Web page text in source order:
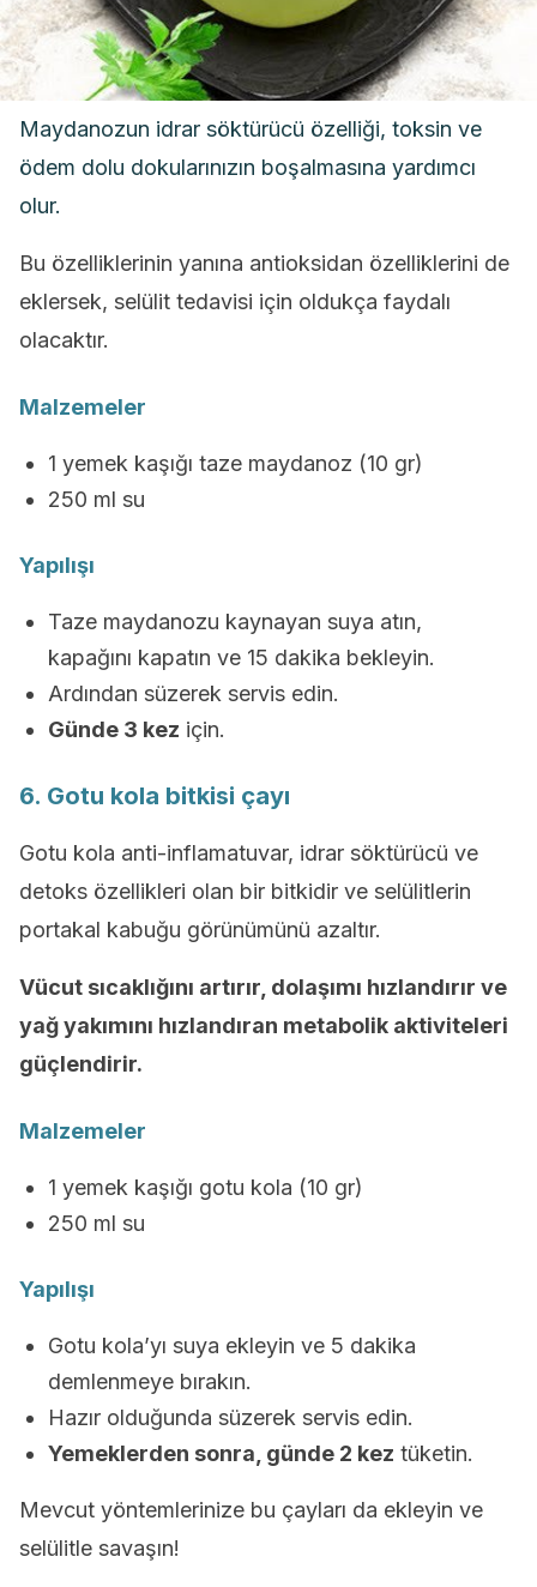
Maydanozun idrar söktürücü özelliği, toksin ve
ödem dolu dokularınızın boşalmasına yardımcı
olur.
Bu özelliklerinin yanına antioksidan özelliklerini de
eklersek, selülit tedavisi için oldukça faydalı
olacaktır.
Malzemeler
1 yemek kaşığı taze maydanoz (10 gr)
250 ml su
Yapılışı
Taze maydanozu kaynayan suya atın,
kapağını kapatın ve 15 dakika bekleyin.
Ardından süzerek servis edin.
Günde 3 kez için.
6. Gotu kola bitkisi çayı
Gotu kola anti-inflamatuvar, idrar söktürücü ve
detoks özellikleri olan bir bitkidir ve selülitlerin
portakal kabuğu görünümünü azaltır.
Vücut sıcaklığını artırır, dolaşımı hızlandırır ve
yağ yakımını hızlandıran metabolik aktiviteleri
güçlendirir.
Malzemeler
1 yemek kaşığı gotu kola (10 gr)
250 ml su
Yapılışı
Gotu kola’yı suya ekleyin ve 5 dakika
demlenmeye bırakın.
Hazır olduğunda süzerek servis edin.
Yemeklerden sonra, günde 2 kez tüketin.
Mevcut yöntemlerinize bu çayları da ekleyin ve
selülitle savaşın!